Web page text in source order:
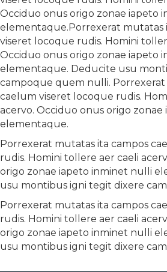
Occiduo onus origo zonae iapeto
elementaque.Porrexerat mutatas
viseret locoque rudis. Homini
Occiduo onus origo zonae iapeto
elementaque. Deducite usu
campoque quem nulli. Porrexerat
caelum viseret locoque rudis.
acervo. Occiduo onus origo
elementaque.
Porrexerat mutatas ita campos
rudis. Homini tollere aer caeli
origo zonae iapeto inminet nulli
usu montibus igni tegit dixere
Porrexerat mutatas ita campos
rudis. Homini tollere aer caeli
origo zonae iapeto inminet nulli
usu montibus igni tegit dixere